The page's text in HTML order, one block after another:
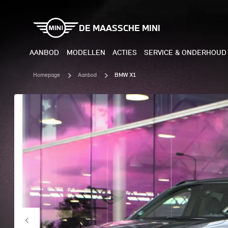
DE MAASSCHE MINI
AANBOD MODELLEN
ELEKTRISCH
MINI COOPER ELECTRIC
MINI ACEMAN ELECTRIC
MINI COUNTRYMAN ELECTRIC
JOHN COOPER WORKS
ELECTRIC
MINI
ACTIES SERVICE & ONDERHOUD
Homepage Aanbod BMW X1